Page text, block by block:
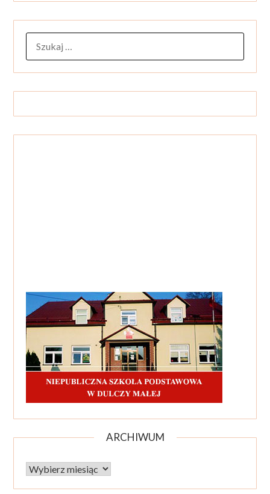
ARCHIWUM
Archiwum